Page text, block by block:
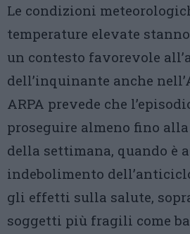
Le condizioni
temperature elevate
un contesto favorevole
dell’inquinante anche
ARPA prevede che
proseguire almeno fino
della settimana, quando è
indebolimento
gli effetti sulla salute,
soggetti più fragili come